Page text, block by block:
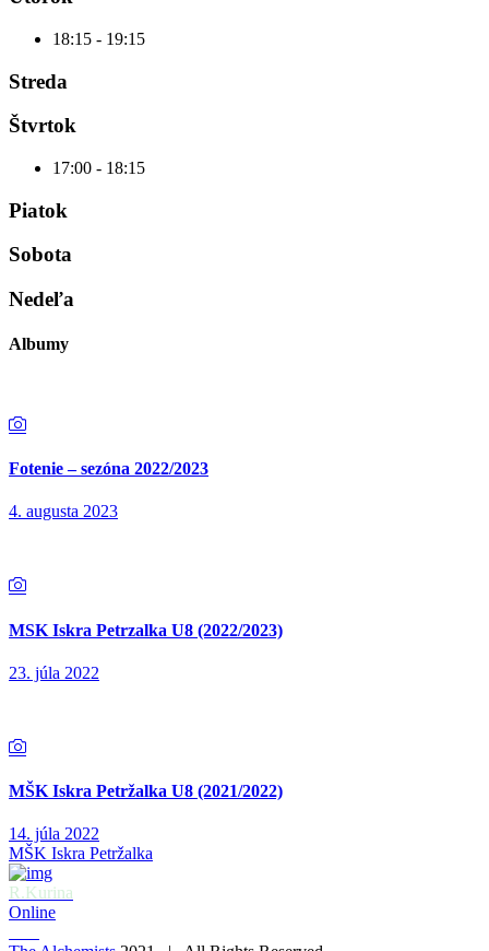
18:15 - 19:15
Streda
Štvrtok
17:00 - 18:15
Piatok
Sobota
Nedeľa
Albumy
Fotenie – sezóna 2022/2023
4. augusta 2023
MSK Iskra Petrzalka U8 (2022/2023)
23. júla 2022
MŠK Iskra Petržalka U8 (2021/2022)
14. júla 2022
MŠK Iskra Petržalka
R.Kurina
Online